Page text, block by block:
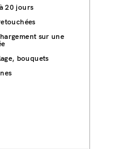
20 jours
sur une
bouquets